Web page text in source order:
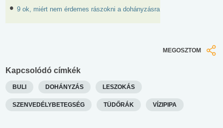
9 ok, miért nem érdemes rászokni a dohányzásra
MEGOSZTOM
Kapcsolódó címkék
BULI DOHÁNYZÁS LESZOKÁS
SZENVEDÉLYBETEGSÉG TÜDŐRÁK VÍZIPIPA